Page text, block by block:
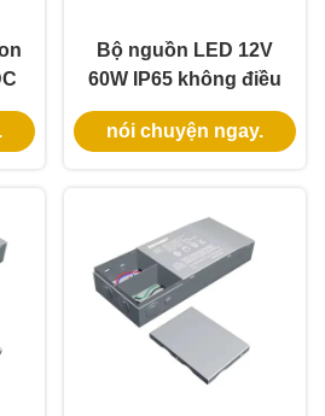
Bộ nguồn LED 12V
60W IP65 không điều
chỉnh độ sáng với vỏ
nhôm cho đèn LED
nói chuyện ngay.